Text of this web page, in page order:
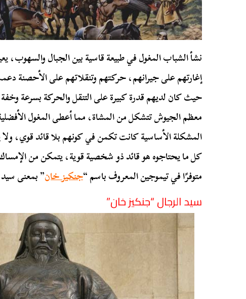
نشأ الشباب المغول في طبيعة قاسية بين الجبال والسهوب،
إغارتهم على جيرانهم، حركتهم وتنقلاتهم على الأحصنة
حيث كان لديهم قدرة كبيرة على التنقل والحركة بسرعة
معظم الجيوش تتشكل من المشاة، مما أعطى المغول
المشكلة الأساسية كانت تكمن في كونهم بلا قائد قوي، ولا
كل ما يحتاجوه هو قائد ذو شخصية قوية، يتمكن من الإمساك
متوفرًا في تيموجين المعروف باسم “جنكيز خان” بمعنى
سيد الرجال “جنكيز خان”